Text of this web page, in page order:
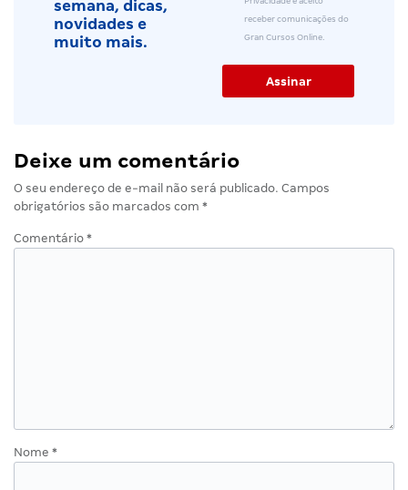
semana, dicas,
novidades e
muito mais.
receber comunicações do
Gran Cursos Online.
Deixe um comentário
O seu endereço de e-mail não será publicado. Campos
obrigatórios são marcados com *
Comentário *
Nome *